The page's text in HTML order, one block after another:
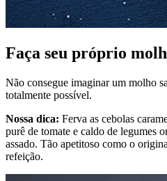
Faça seu próprio
Não consegue imaginar um molho
totalmente possível.
Nossa dica: Ferva as cebolas
purê de tomate e caldo de legumes
assado. Tão apetitoso como o
refeição.